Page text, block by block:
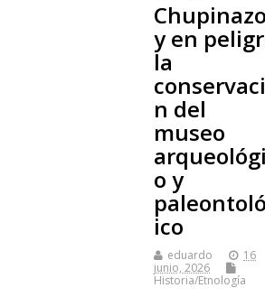
Chupinazo
y en
la
n del
museo
o y
ico
eduardo
16
junio, 2026
Historia/Etnología